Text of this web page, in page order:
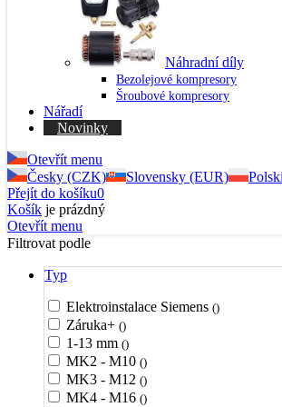
Náhradní díly
Bezolejové kompresory
Šroubové kompresory
Nářadí
Novinky
Otevřít menu
Česky (CZK)
Slovensky (EUR)
Přejít do košíku0
Košík je prázdný
Otevřít menu
Filtrovat podle
Typ
Elektroinstalace Siemens ()
Záruka+ ()
1-13 mm ()
MK2 - M10 ()
MK3 - M12 ()
MK4 - M16 ()